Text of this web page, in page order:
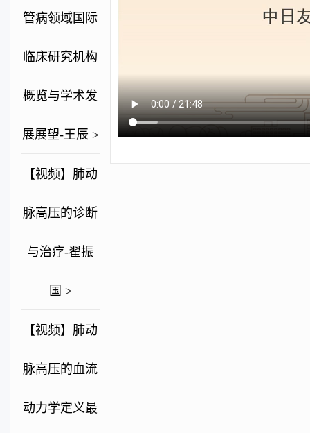
管病领域国际
临床研究机构
概览与学术发
展展望-王辰 >
【视频】肺动
脉高压的诊断
与治疗-翟振
国 >
【视频】肺动
脉高压的血流
动力学定义最